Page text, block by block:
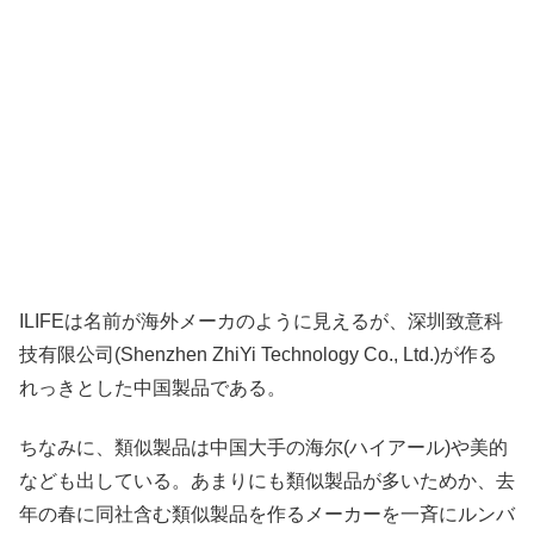
ILIFEは名前が海外メーカのように見えるが、深圳致意科
技有限公司(Shenzhen ZhiYi Technology Co., Ltd.)が作る
れっきとした中国製品である。
ちなみに、類似製品は中国大手の海尔(ハイアール)や美的
なども出している。あまりにも類似製品が多いためか、去
年の春に同社含む類似製品を作るメーカーを一斉にルンバ